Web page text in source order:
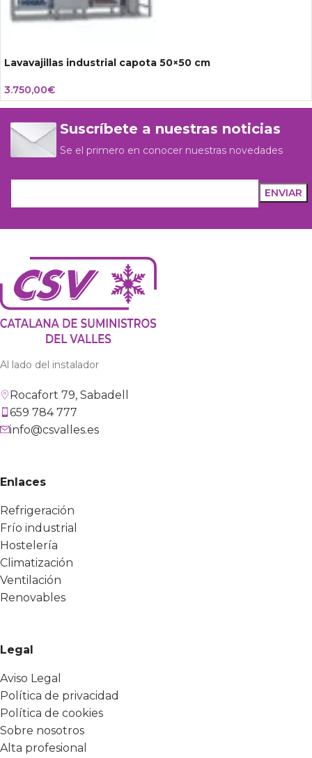
Lavavajillas industrial capota 50×50 cm
3.750,00€
Suscríbete a nuestras noticias
Se el primero en conocer nuestras novedades
Al lado del instalador
Rocafort 79, Sabadell
659 784 777
info@csvalles.es
Enlaces
Refrigeración
Frío industrial
Hostelería
Climatización
Ventilación
Renovables
Legal
Aviso Legal
Política de privacidad
Política de cookies
Sobre nosotros
Alta profesional